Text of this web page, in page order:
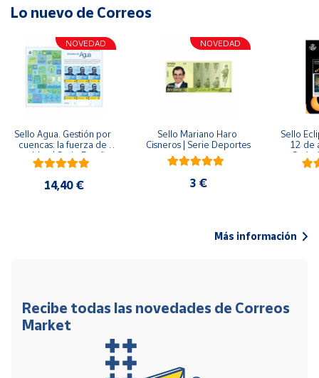
Lo nuevo de Correos
NOVEDAD
Sello Agua. Gestión por
cuencas: la fuerza de
una idea.| Serie España
ES| Pliego Premium
14,40 €
NOVEDAD
Sello Mariano Haro
Cisneros | Serie Deportes
3 €
Sello
12 de
Serie
Más información
Recibe todas las novedades de Correos
Market